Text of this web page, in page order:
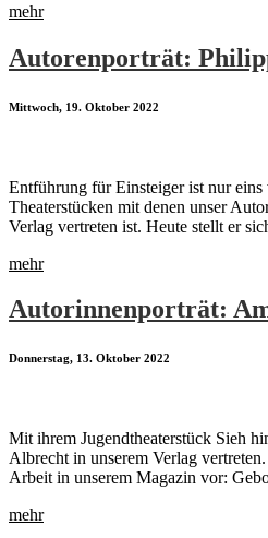
mehr
Autorenporträt:
Mittwoch, 19. Oktober 2022
Entführung für Einsteiger ist nur eins
Theaterstücken mit denen unser
Verlag vertreten ist. Heute stellt er
mehr
Autorinnenporträt:
Donnerstag, 13. Oktober 2022
Mit ihrem Jugendtheaterstück Sieh
Albrecht in unserem Verlag
Arbeit in unserem Magazin vor:
mehr